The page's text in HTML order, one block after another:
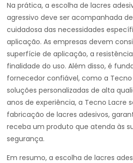
Na prática, a escolha de lacres
agressivo deve ser acompanhada
cuidadosa das necessidades
aplicação. As empresas devem
superfície de aplicação, a
finalidade do uso. Além disso, é
fornecedor confiável, como a
soluções personalizadas de alta
anos de experiência, a Tecno Lacre
fabricação de lacres adesivos,
receba um produto que atenda às
segurança.
Em resumo, a escolha de lacres